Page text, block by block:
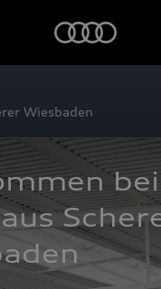
Wiesbaden
bei